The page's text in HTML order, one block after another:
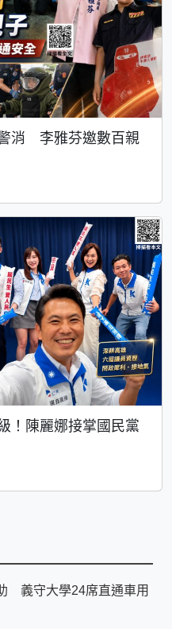
消 李雅芬邀數百親
！陳麗娜接掌國民黨
義守大學24席直通車用